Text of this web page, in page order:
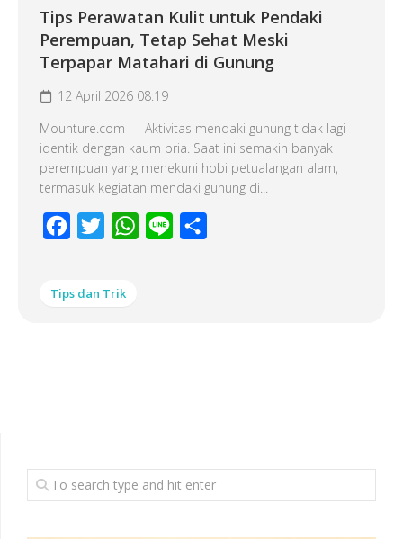
Tips Perawatan Kulit untuk Pendaki
Perempuan, Tetap Sehat Meski
Terpapar Matahari di Gunung
12 April 2026 08:19
Mounture.com — Aktivitas mendaki gunung tidak lagi
identik dengan kaum pria. Saat ini semakin banyak
perempuan yang menekuni hobi petualangan alam,
termasuk kegiatan mendaki gunung di...
Facebook
Twitter WhatsApp
Line
Tips dan Trik